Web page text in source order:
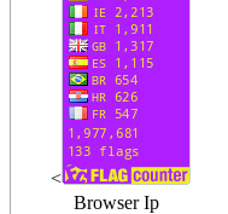
<
Browser Ip